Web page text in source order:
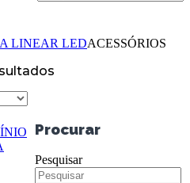
LINEAR LEDACESSÓRIOS
Procurar
Pesquisar